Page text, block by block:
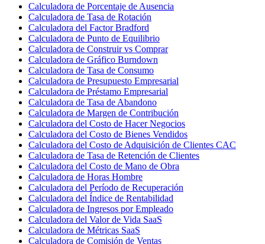
Calculadora de Porcentaje de Ausencia
Calculadora de Tasa de Rotación
Calculadora del Factor Bradford
Calculadora de Punto de Equilibrio
Calculadora de Construir vs Comprar
Calculadora de Gráfico Burndown
Calculadora de Tasa de Consumo
Calculadora de Presupuesto Empresarial
Calculadora de Préstamo Empresarial
Calculadora de Tasa de Abandono
Calculadora de Margen de Contribución
Calculadora del Costo de Hacer Negocios
Calculadora del Costo de Bienes Vendidos
Calculadora del Costo de Adquisición de Clientes CAC
Calculadora de Tasa de Retención de Clientes
Calculadora del Costo de Mano de Obra
Calculadora de Horas Hombre
Calculadora del Período de Recuperación
Calculadora del Índice de Rentabilidad
Calculadora de Ingresos por Empleado
Calculadora del Valor de Vida SaaS
Calculadora de Métricas SaaS
Calculadora de Comisión de Ventas